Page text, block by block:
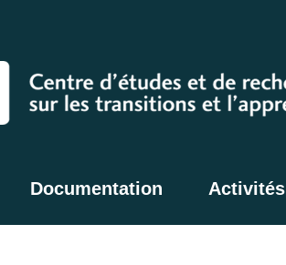
Documentation Activités